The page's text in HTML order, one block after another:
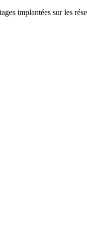
implantées sur les